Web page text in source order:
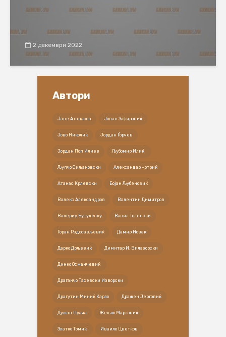
2 декември 2022
Автори
Јане Атанасов Јован Зафировиќ
Јово Николиќ Јордан Ѓорчев
Јордан Поп Илиев Љубомир Илиќ
Љупчо Сиљановски Александар Чотриќ
Атанас Крлевски Бојан Љубеновиќ
Валекс Александров Валентин Димитров
Валериу Бутулеску Васил Толевски
Горан Радосављевиќ Дамир Новак
Дарко Дрљевиќ Димитар И. Вилазорски
Динко Османчевиќ
Драганчо Тасевски Изворски
Драгутин Миниќ Карло Дражен Јерговиќ
Душан Пуача Жељко Марковиќ
Златко Томиќ Иваило Цветков